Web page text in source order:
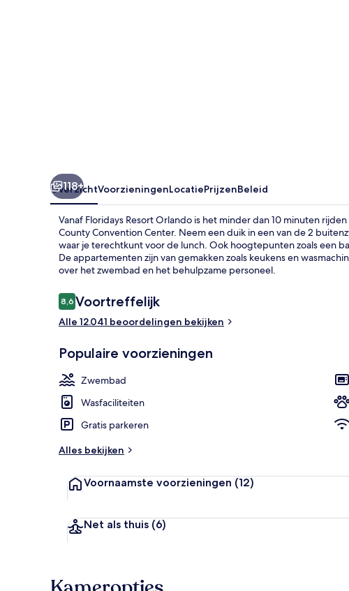
118+
OverzichtVoorzieningenLocatiePrijzenBeleid
Vanaf Floridays Resort Orlando is het minder dan 10 minuten
County Convention Center. Neem een duik in een van de 2
waar je terechtkunt voor de lunch. Ook hoogtepunten zoals een
De appartementen zijn van gemakken zoals keukens en
over het zwembad en het behulpzame personeel.
Beoordelingen
8,68,6 op 10 –
Voortreffelijk
Alle 12.041 beoordelingen bekijken
Populaire voorzieningen
Zwembad
Wasfaciliteiten
Gratis parkeren
Alles bekijken
Voornaamste voorzieningen (12)
Net als thuis (6)